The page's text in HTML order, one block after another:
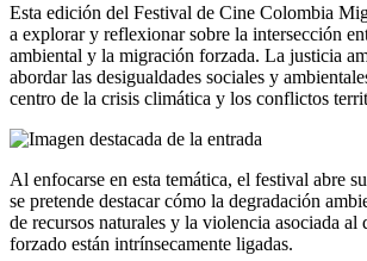
Esta edición del Festival de Cine Colombia
a explorar y reflexionar sobre la intersección
ambiental y la migración forzada. La justicia
abordar las desigualdades sociales y
centro de la crisis climática y los conflictos
Al enfocarse en esta temática, el festival abre
se pretende destacar cómo la degradación
de recursos naturales y la violencia asociada al
forzado están intrínsecamente ligadas.